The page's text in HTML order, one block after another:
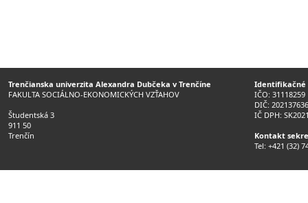
Trenčianska univerzita Alexandra Dubčeka v Trenčíne
FAKULTA SOCIÁLNO-EKONOMICKÝCH VZŤAHOV
Študentská 3
911 50
Trenčín
Identifikačné
IČO: 31118259
DIČ:
IČ DPH:
Kontakt
Tel: +421 (32)